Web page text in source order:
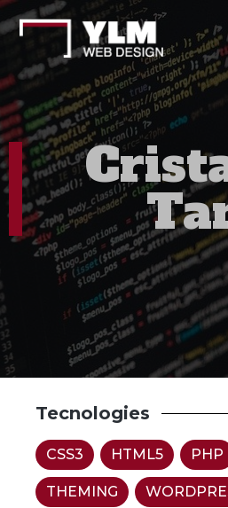
Tecnologies
CSS3 HTML5 PHP
THEMING